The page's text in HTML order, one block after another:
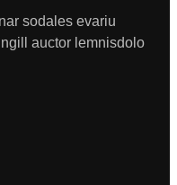
sodales evariu
auctor lemnisdolo